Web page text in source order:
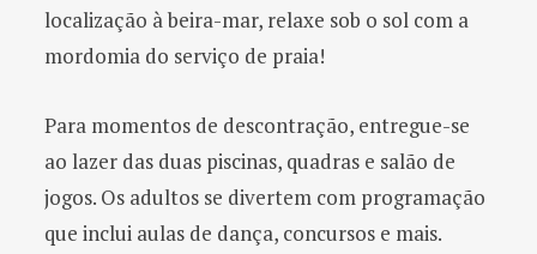
localização à beira-mar, relaxe sob o sol com a
mordomia do serviço de praia!
Para momentos de descontração, entregue-se
ao lazer das duas piscinas, quadras e salão de
jogos. Os adultos se divertem com programação
que inclui aulas de dança, concursos e mais.